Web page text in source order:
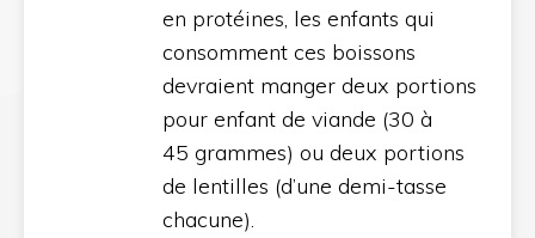
en protéines, les enfants qui
consomment ces boissons
devraient manger deux portions
pour enfant de viande (30 à
45 grammes) ou deux portions
de lentilles (d’une demi-tasse
chacune).